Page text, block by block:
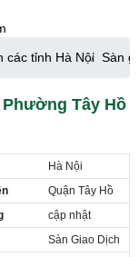
các tỉnh Hà Nội Sàn
Tây Hồ
Hà Nội
Quận Tây Hồ
cập nhật
Sàn Giao Dịch